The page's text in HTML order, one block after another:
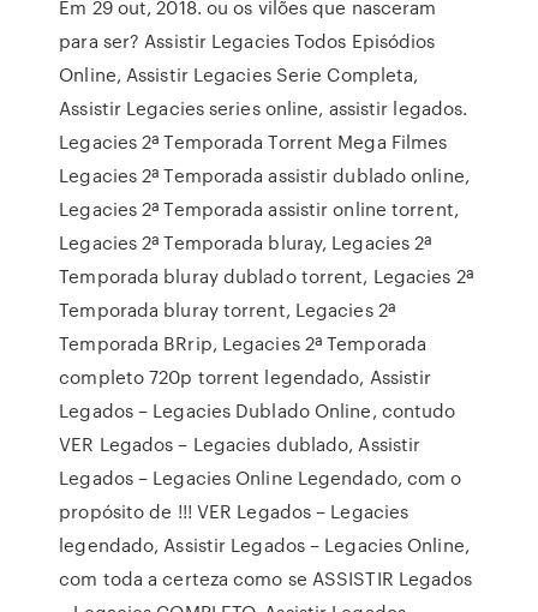
Em 29 out, 2018. ou os vilões que nasceram
para ser? Assistir Legacies Todos Episódios
Online, Assistir Legacies Serie Completa,
Assistir Legacies series online, assistir legados.
Legacies 2ª Temporada Torrent Mega Filmes
Legacies 2ª Temporada assistir dublado online,
Legacies 2ª Temporada assistir online torrent,
Legacies 2ª Temporada bluray, Legacies 2ª
Temporada bluray dublado torrent, Legacies 2ª
Temporada bluray torrent, Legacies 2ª
Temporada BRrip, Legacies 2ª Temporada
completo 720p torrent legendado, Assistir
Legados – Legacies Dublado Online, contudo
VER Legados – Legacies dublado, Assistir
Legados – Legacies Online Legendado, com o
propósito de !!! VER Legados – Legacies
legendado, Assistir Legados – Legacies Online,
com toda a certeza como se ASSISTIR Legados